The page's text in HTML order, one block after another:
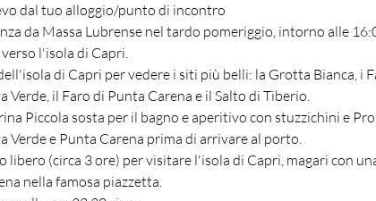
dal tuo alloggio/punto di incontro
da Massa Lubrense nel tardo pomeriggio, intorno alle
l'isola di Capri.
di Capri per vedere i siti più belli: la Grotta Bianca, i
Verde, il Faro di Punta Carena e il Salto di Tiberio.
Piccola sosta per il bagno e aperitivo con stuzzichini e
Verde e Punta Carena prima di arrivare al porto.
libero (circa 3 ore) per visitare l'isola di Capri, magari con
nella famosa piazzetta.